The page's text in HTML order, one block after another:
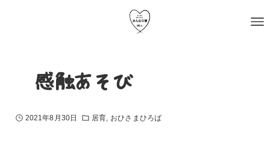
〜感触あそび〜
2021年8月30日 居育 おひさまひろば